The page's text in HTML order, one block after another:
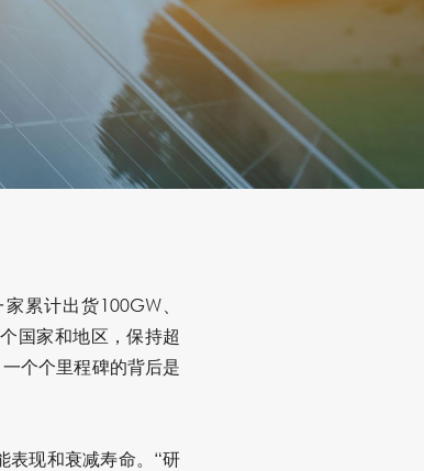
累计出货100GW、
国家和地区，保持超
个个里程碑的背后是
表现和衰减寿命。“研